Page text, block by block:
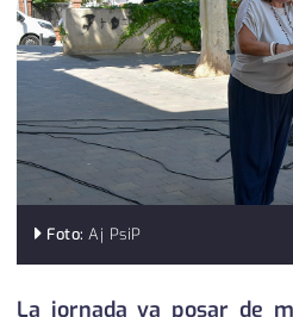
promo
Foto: Aj PsiP
La jornada va posar de